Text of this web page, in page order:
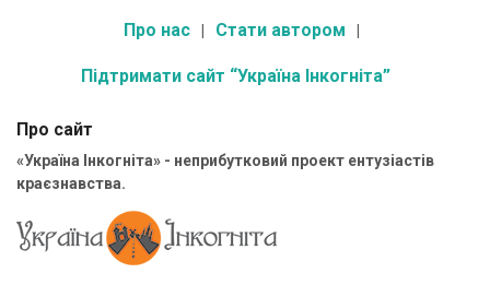
Про нас Стати автором
Підтримати сайт “Україна Інкогніта”
Про сайт
«Україна Інкогніта» - неприбутковий проект ентузіастів
краєзнавства.